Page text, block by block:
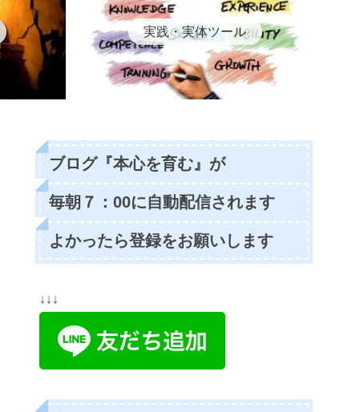
実践・実体ツール
ブログ『本心を育む』が
毎朝７：00に自動配信されます
よかったら登録をお願いします
↓↓↓